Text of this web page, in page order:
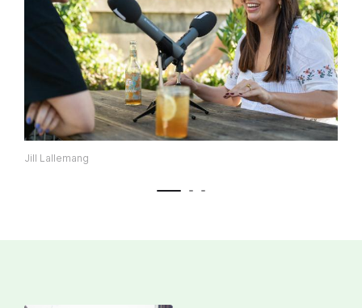
Jill Lallemang